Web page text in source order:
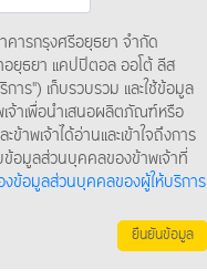
คารกรุงศรีอยุธยา จำกัด
ยุธยา แคปปิตอล ออโต้ ลีส
าร") เก็บรวบรวม และใช้ข้อมูล
จ้าเพื่อนำเสนอผลิตภัณฑ์หรือ
ข้าพเจ้าได้อ่านและเข้าใจถึงการ
ข้อมูลส่วนบุคคลของข้าพเจ้าที่
ข้อมูลส่วนบุคคลของผู้ให้บริการ
ยืนยันข้อมูล